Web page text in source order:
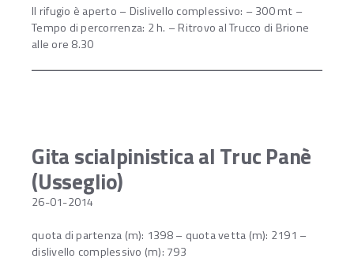
Il rifugio è aperto – Dislivello complessivo: – 300 mt –
Tempo di percorrenza: 2 h. – Ritrovo al Trucco di Brione
alle ore 8.30
Gita scialpinistica al Truc Panè
(Usseglio)
26-01-2014
quota di partenza (m): 1398 – quota vetta (m): 2191 –
dislivello complessivo (m): 793